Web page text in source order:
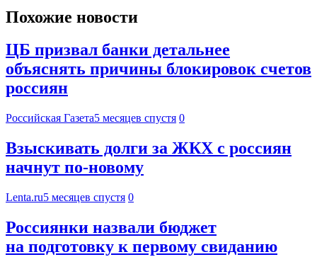
Похожие новости
ЦБ призвал банки детальнее
объяснять причины блокировок счетов
россиян
Российская Газета5 месяцев спустя 0
Взыскивать долги за ЖКХ с россиян
начнут по-новому
Lenta.ru5 месяцев спустя 0
Россиянки назвали бюджет
на подготовку к первому свиданию